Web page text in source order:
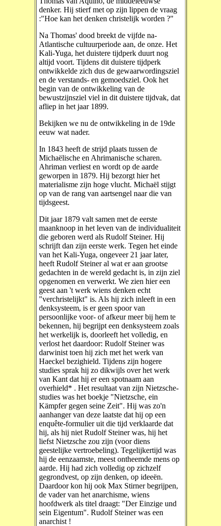
denker. Hij stierf met op zijn lippen de vraag
:"Hoe kan het denken christelijk worden ?"
Na Thomas' dood breekt de vijfde na-
Atlantische cultuurperiode aan, de onze. Het
Kali-Yuga, het duistere tijdperk duurt nog
altijd voort. Tijdens dit duistere tijdperk
ontwikkelde zich dus de gewaarwordingsziel
en de verstands- en gemoedsziel. Ook het
begin van de ontwikkeling van de
bewustzijnsziel viel in dit duistere tijdvak, dat
afliep in het jaar 1899.
Bekijken we nu de ontwikkeling in de 19de
eeuw wat nader.
In 1843 heeft de strijd plaats tussen de
Michaëlische en Ahrimanische scharen.
Ahriman verliest en wordt op de aarde
geworpen in 1879. Hij bezorgt hier het
materialisme zijn hoge vlucht. Michaël stijgt
op van de rang van aartsengel naar die van
tijdsgeest.
Dit jaar 1879 valt samen met de eerste
maanknoop in het leven van de individualiteit
die geboren werd als Rudolf Steiner. Hij
schrijft dan zijn eerste werk. Tegen het einde
van het Kali-Yuga, ongeveer 21 jaar later,
heeft Rudolf Steiner al wat er aan grootse
gedachten in de wereld gedacht is, in zijn ziel
opgenomen en verwerkt. We zien hier een
geest aan 't werk wiens denken echt
"verchristelijkt" is. Als hij zich inleeft in een
denksysteem, is er geen spoor van
persoonlijke voor- of afkeur meer bij hem te
bekennen, hij begrijpt een denksysteem zoals
het werkelijk is, doorleeft het volledig, en
verlost het daardoor: Rudolf Steiner was
darwinist toen hij zich met het werk van
Haeckel bezighield. Tijdens zijn hogere
studies sprak hij zo dikwijls over het werk
van Kant dat hij er een spotnaam aan
overhield* . Het resultaat van zijn Nietzsche-
studies was het boekje "Nietzsche, ein
Kämpfer gegen seine Zeit". Hij was zo'n
aanhanger van deze laatste dat hij op een
enquête-formulier uit die tijd verklaarde dat
hij, als hij niet Rudolf Steiner was, hij het
liefst Nietzsche zou zijn (voor diens
geestelijke vertroebeling). Tegelijkertijd was
hij de eenzaamste, meest ontheemde mens op
aarde. Hij had zich volledig op zichzelf
gegrondvest, op zijn denken, op ideeën.
Daardoor kon hij ook Max Stirner begrijpen,
de vader van het anarchisme, wiens
hoofdwerk als titel draagt: "Der Einzige und
sein Eigentum". Rudolf Steiner was een
anarchist !